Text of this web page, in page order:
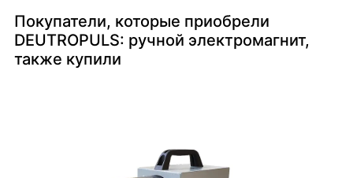
Покупатели, которые приобрели
DEUTROPULS: ручной электромагнит,
также купили